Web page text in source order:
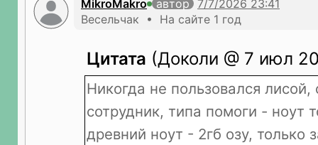
MikroMakro
автор
Весельчак • На сайте 1 год
Цитата (Доколи @ 7 июл
Никогда не пользовался лисой,
сотрудник, типа помоги - ноут
древний ноут - 2гб озу, только